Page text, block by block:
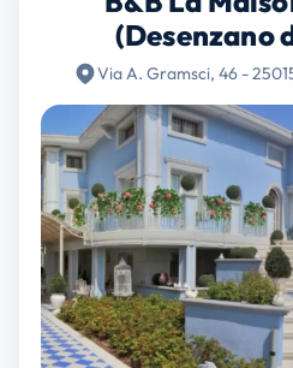
(Desenzano
Via A. Gramsci, 46 -